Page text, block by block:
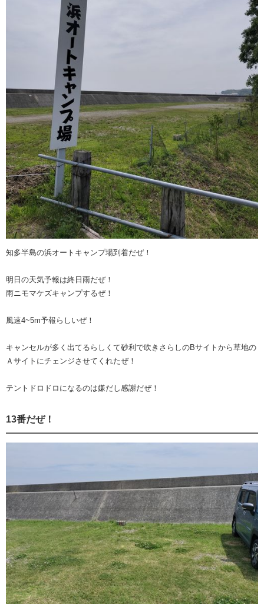
知多半島の浜オートキャンプ場到着だぜ！
明日の天気予報は終日雨だぜ！
雨ニモマケズキャンプするぜ！
風速4~5m予報らしいぜ！
キャンセルが多く出てるらしくて砂利で吹きさらしのBサイトから草地の
Ａサイトにチェンジさせてくれたぜ！
テントドロドロになるのは嫌だし感謝だぜ！
13番だぜ！